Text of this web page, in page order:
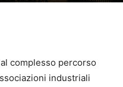
complesso percorso
industriali